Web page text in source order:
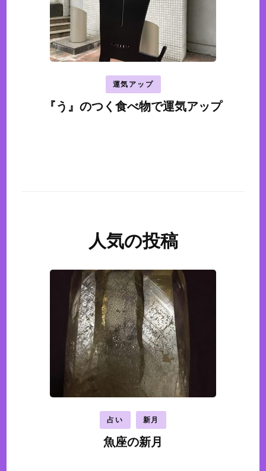
運気アップ
『う』のつく食べ物で運気アップ
人気の投稿
占い 新月
魚座の新月